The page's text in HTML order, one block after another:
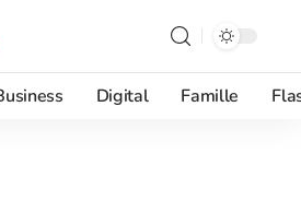
Digital Famille